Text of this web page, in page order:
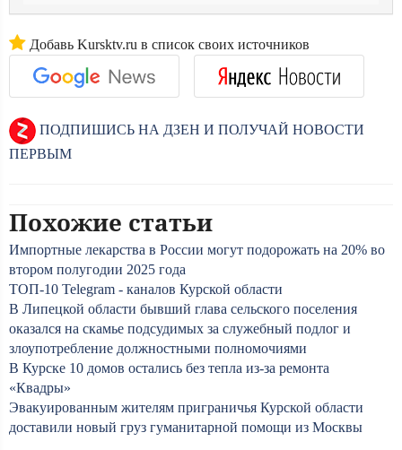
Добавь Kursktv.ru в список своих источников
ПОДПИШИСЬ НА ДЗЕН И ПОЛУЧАЙ НОВОСТИ
ПЕРВЫМ
Похожие статьи
Импортные лекарства в России могут подорожать на 20% во
втором полугодии 2025 года
ТОП-10 Telegram - каналов Курской области
В Липецкой области бывший глава сельского поселения
оказался на скамье подсудимых за служебный подлог и
злоупотребление должностными полномочиями
В Курске 10 домов остались без тепла из-за ремонта
«Квадры»
Эвакуированным жителям приграничья Курской области
доставили новый груз гуманитарной помощи из Москвы